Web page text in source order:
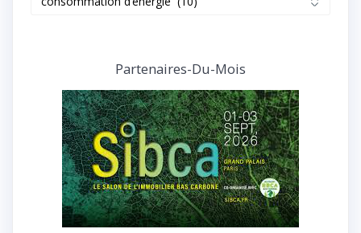
tous
interviews
Partenaires-Du-Mois